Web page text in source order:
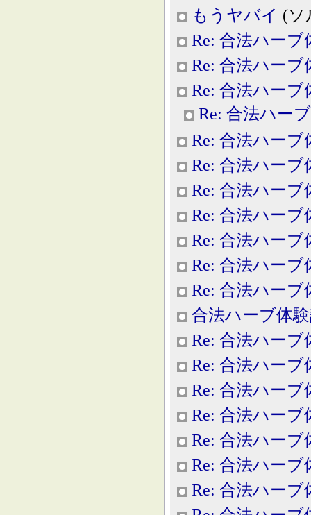
もうヤバイ (ソ
Re: 合法ハーブ
Re: 合法ハーブ
Re: 合法ハーブ
Re: 合法ハー
Re: 合法ハーブ
Re: 合法ハーブ
Re: 合法ハーブ
Re: 合法ハーブ
Re: 合法ハーブ
Re: 合法ハーブ
Re: 合法ハーブ
合法ハーブ体
Re: 合法ハーブ
Re: 合法ハーブ
Re: 合法ハーブ
Re: 合法ハーブ
Re: 合法ハーブ
Re: 合法ハーブ
Re: 合法ハーブ